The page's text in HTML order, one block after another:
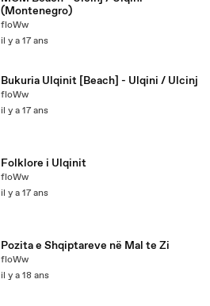
(Montenegro)
floWw
il y a 17 ans
Bukuria Ulqinit [Beach] - Ulqini / Ulcinj
floWw
il y a 17 ans
Folklore i Ulqinit
floWw
il y a 17 ans
Pozita e Shqiptareve në Mal te Zi
floWw
il y a 18 ans